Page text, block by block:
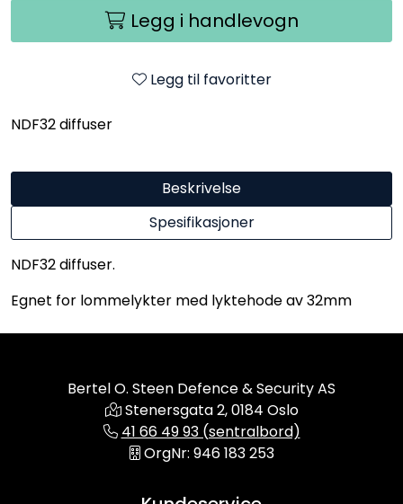
Legg i handlevogn
Legg til favoritter
NDF32 diffuser
Beskrivelse
Spesifikasjoner
NDF32 diffuser.
Egnet for lommelykter med lyktehode av 32mm
Bertel O. Steen Defence & Security AS
Stenersgata 2, 0184 Oslo
41 66 49 93 (sentralbord)
OrgNr: 946 183 253